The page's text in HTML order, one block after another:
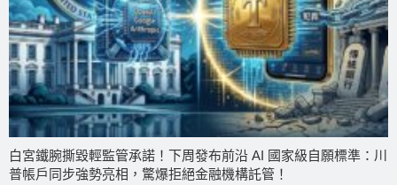
白宮鐵腕撕毀輕監管承諾！下周發布前沿 AI 國家級自願標準：川
普帳戶同步強勢亮相，驚爆拒絕金融機構託管！